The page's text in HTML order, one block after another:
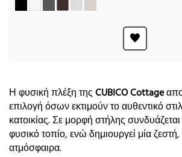
Η φυσική πλέξη τηςCUBICO Cottage
επιλογή όσων εκτιμούν το αυθεντικό
κατοικίας. Σε μορφή στήλης
φυσικό τοπίο, ενώ δημιουργεί μία ζεστή,
ατμόσφαιρα.